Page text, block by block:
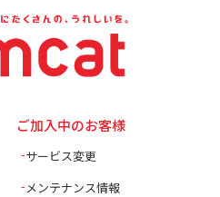
ご加入中のお客様
サービス変更
メンテナンス情報